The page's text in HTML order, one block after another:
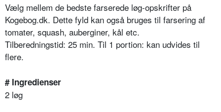
Vælg mellem de bedste farserede løg-opskrifter på
Kogebog.dk. Dette fyld kan også bruges til farsering af
tomater, squash, auberginer, kål etc.
Tilberedningstid: 25 min. Til 1 portion: kan udvides til
flere.
# Ingredienser
2 løg